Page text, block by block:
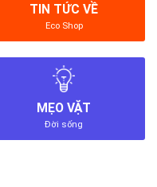
TIN TỨC VỀ
Eco Shop
MẸO VẶT
Đời sống